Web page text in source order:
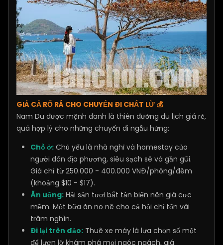
GIÁ CẢ RỔ RÁ CHO CHUYẾN ĐI CHẤT LỪ 💰
Nam Du được mệnh danh là thiên đường du lịch giá rẻ,
quá hợp lý cho những chuyến đi ngẫu hứng:
Chỗ ở: Chủ yếu là nhà nghỉ và homestay của
người dân địa phương, siêu sạch sẽ và gần gũi.
Giá chỉ từ 250.000 - 400.000 VNĐ/phòng/đêm
(khoảng $10 - $17).
Ăn uống: Hải sản tươi bắt tận biển nên giá cực
mềm. Một bữa ăn no nê cho cả hội chỉ tốn vài
trăm nghìn.
Đi lại trên đảo: Thuê xe máy là lựa chọn số một
để lượn lờ khám phá mọi ngóc ngách, giá